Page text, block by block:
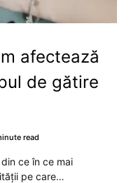
afectează
de gătire
read
ce în ce mai
pe care…